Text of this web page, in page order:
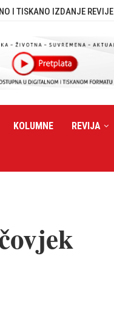
I TISKANO IZDANJE REVIJE
KOLUMNE REVIJA